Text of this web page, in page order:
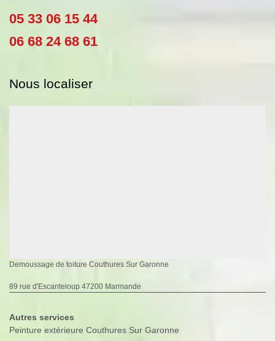
05 33 06 15 44
06 68 24 68 61
Nous localiser
Demoussage de toiture Couthures Sur Garonne
89 rue d'Escanteloup 47200 Marmande
Autres services
Peinture extérieure Couthures Sur Garonne